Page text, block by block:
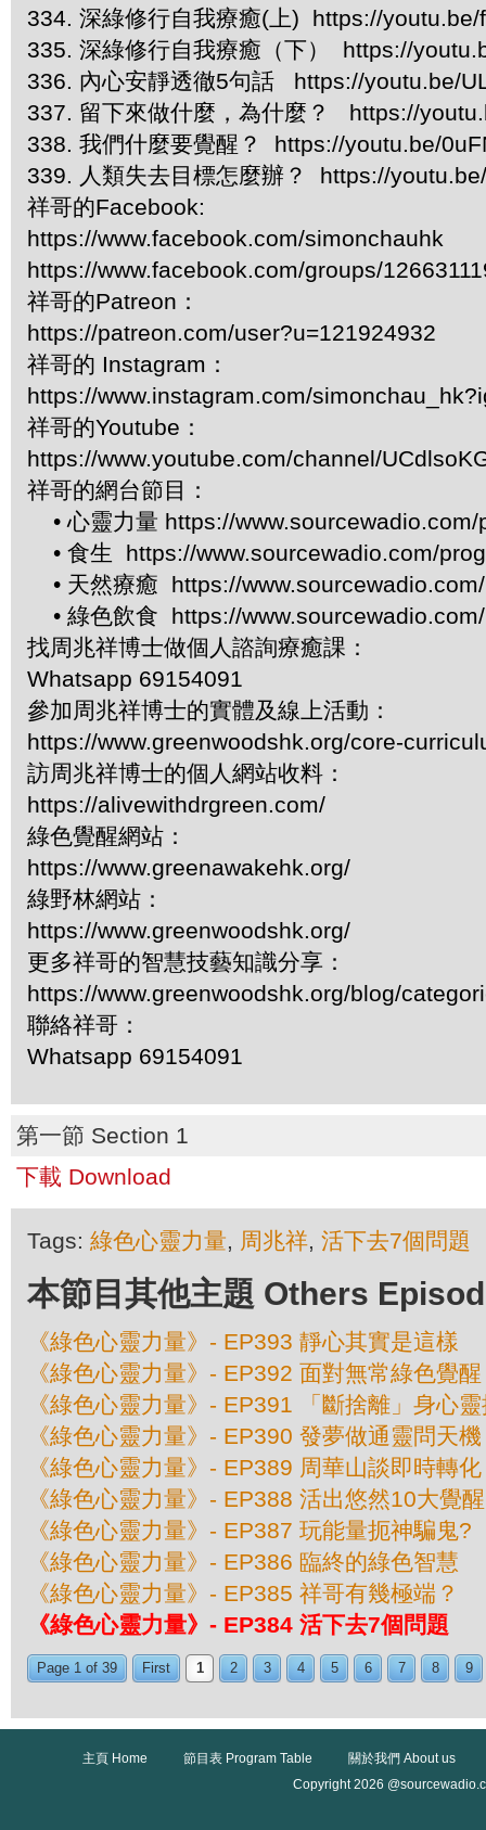
334. 深綠修行自我療癒(上) https://youtu.be/
335. 深綠修行自我療癒（下） https://
336. 內心安靜透徹5句話 https://youtu.be/
337. 留下來做什麼，為什麼？ https://
338. 我們什麼要覺醒？ https://youtu.be/
339. 人類失去目標怎麼辦？ https://
祥哥的Facebook:
https://www.facebook.com/simonchauhk
https://www.facebook.com/groups/
祥哥的Patreon：
https://patreon.com/user?u=121924932
祥哥的 Instagram：
https://www.instagram.com/
祥哥的Youtube：
https://www.youtube.com/channel/
祥哥的網台節目：
• 心靈力量 https://
• 食生 https://www.sourcewadio.com/
• 天然療癒 https://
• 綠色飲食 https://
找周兆祥博士做個人諮詢療癒課：
Whatsapp 69154091
參加周兆祥博士的實體及線上活動：
https://www.greenwoodshk.org/core-
訪周兆祥博士的個人網站收料：
https://alivewithdrgreen.com/
綠色覺醒網站：
https://www.greenawakehk.org/
綠野林網站：
https://www.greenwoodshk.org/
更多祥哥的智慧技藝知識分享：
https://www.greenwoodshk.org/blog/
聯絡祥哥：
Whatsapp 69154091
第一節 Section 1
下載 Download
Tags: 綠色心靈力量, 周兆祥, 活下去7個問題
本節目其他主題 Others
《綠色心靈力量》- EP393 靜心其實是這樣
《綠色心靈力量》- EP392 面對無常綠色覺醒
《綠色心靈力量》- EP391 「斷捨離」身心
《綠色心靈力量》- EP390 發夢做通靈問天機
《綠色心靈力量》- EP389 周華山談即時轉化
《綠色心靈力量》- EP388 活出悠然10大覺醒
《綠色心靈力量》- EP387 玩能量扼神騙鬼?
《綠色心靈力量》- EP386 臨終的綠色智慧
《綠色心靈力量》- EP385 祥哥有幾極端？
《綠色心靈力量》- EP384 活下去7個問題
Page 1 of 39 First 1 2 3 4 5 6 7 8 9
主頁 Home 節目表 Program Table
關於我們 About us
Copyright 2026